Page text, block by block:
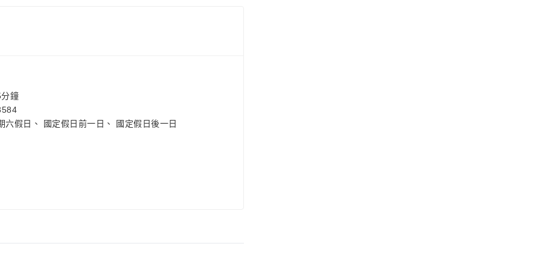
鐘
六假日、 國定假日前一日、 國定假日後一日